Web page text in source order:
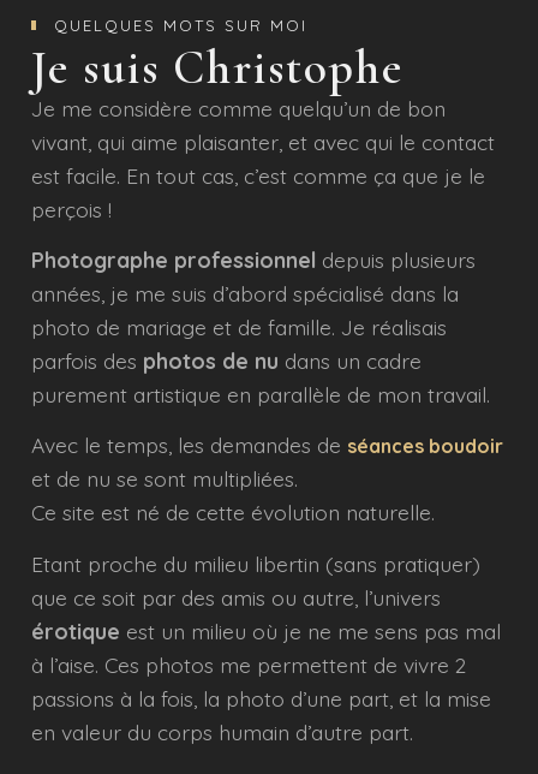
QUELQUES MOTS SUR MOI
Je suis Christophe
Je me considère comme quelqu’un de bon
vivant, qui aime plaisanter, et avec qui le contact
est facile. En tout cas, c’est comme ça que je le
perçois !
Photographe professionnel depuis plusieurs
années, je me suis d’abord spécialisé dans la
photo de mariage et de famille. Je réalisais
parfois des photos de nu dans un cadre
purement artistique en parallèle de mon travail.
Avec le temps, les demandes de séances boudoir
et de nu se sont multipliées.
Ce site est né de cette évolution naturelle.
Etant proche du milieu libertin (sans pratiquer)
que ce soit par des amis ou autre, l’univers
érotique est un milieu où je ne me sens pas mal
à l’aise. Ces photos me permettent de vivre 2
passions à la fois, la photo d’une part, et la mise
en valeur du corps humain d’autre part.